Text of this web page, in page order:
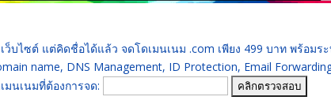
ว็บไซต์ แต่คิดชื่อได้แล้ว จดโดเมนเนม .com เพียง 499 บาท พร้อม
name, DNS Management, ID Protection, Email
มนเนมที่ต้องการจด: